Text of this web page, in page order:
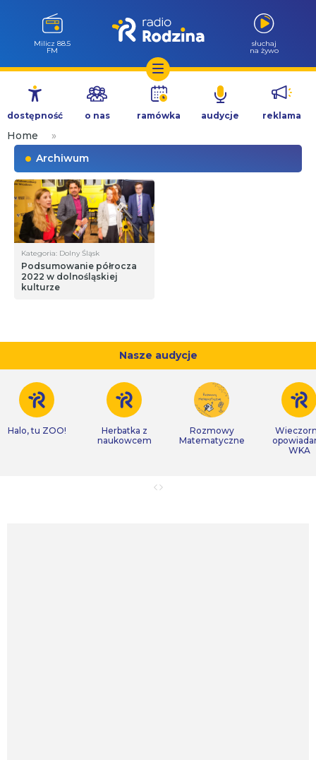
Przejdź
treści
Milicz 88.5
FM
słuchaj
na żywo
dostępność o nas ramówka audycje reklama
Home
»
Archiwum
Kategoria: Dolny Śląsk
Podsumowanie półrocza
2022 w dolnośląskiej
kulturze
Nasze audycje
Halo, tu ZOO!
Herbatka z
naukowcem
Rozmowy
Matematyczne
WKA